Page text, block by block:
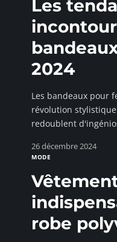
Les
2024
Les bandeaux pour
révolution
redoublent
26 décembre 2024
MODE
robe